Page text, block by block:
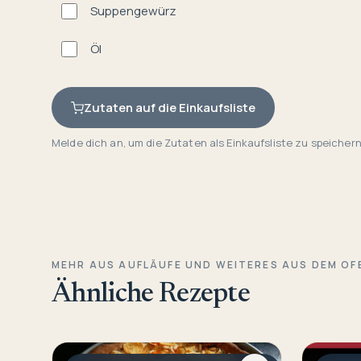
Suppengewürz
Öl
Zutaten auf die Einkaufsliste
Melde dich an, um die Zutaten als Einkaufsliste zu
MEHR AUS AUFLÄUFE UND WEITERES AUS DEM
Ähnliche Rezepte